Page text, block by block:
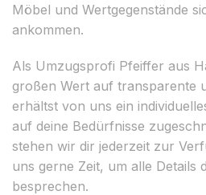
Möbel und Wertgegenstände
ankommen.
Als Umzugsprofi Pfeiffer aus
großen Wert auf transparente
erhältst von uns ein
auf deine Bedürfnisse
stehen wir dir jederzeit zur
uns gerne Zeit, um alle Details
besprechen.